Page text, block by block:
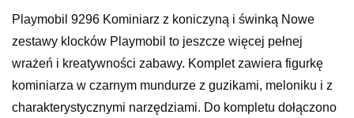
Playmobil 9296 Kominiarz z koniczyną i świnką Nowe
zestawy klocków Playmobil to jeszcze więcej pełnej
wrażeń i kreatywności zabawy. Komplet zawiera figurkę
kominiarza w czarnym mundurze z guzikami, meloniku i z
charakterystycznymi narzędziami. Do kompletu dołączono